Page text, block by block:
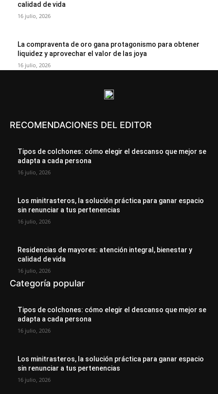
calidad de vida
16 julio, 2026
La compraventa de oro gana protagonismo para obtener
liquidez y aprovechar el valor de las joya
16 julio, 2026
RECOMENDACIONES DEL EDITOR
Tipos de colchones: cómo elegir el descanso que mejor se
adapta a cada persona
16 julio, 2026
Los minitrasteros, la solución práctica para ganar espacio
sin renunciar a tus pertenencias
16 julio, 2026
Residencias de mayores: atención integral, bienestar y
calidad de vida
16 julio, 2026
Categoría popular
Tipos de colchones: cómo elegir el descanso que mejor se
adapta a cada persona
16 julio, 2026
Los minitrasteros, la solución práctica para ganar espacio
sin renunciar a tus pertenencias
16 julio, 2026